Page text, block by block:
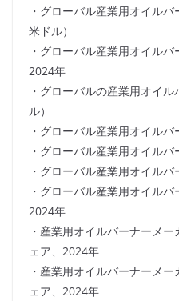
・グローバル産業用オイル
米ドル）
・グローバル産業用オイルバ
2024年
・グローバルの産業用オイ
ル）
・グローバル産業用オイル
・グローバル産業用オイル
・グローバル産業用オイル
・グローバル産業用オイルバ
2024年
・産業用オイルバーナーメ
ェア、2024年
・産業用オイルバーナーメ
ェア、2024年